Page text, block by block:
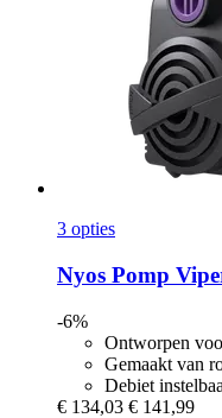
3 opties
Nyos Pomp
-6%
Ontworpen
Gemaakt van
Debiet
€ 134,03 € 141,99